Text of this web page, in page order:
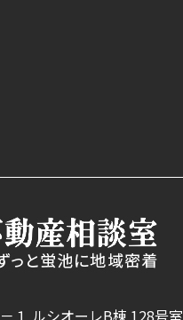
１ ルシオーレB棟 128号室